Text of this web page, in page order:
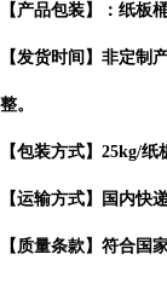
【产品包装】：纸板
【发货时间】非定制
整。
【包装方式】 25kg/纸
【运输方式】国内快
【质量条款】符合国